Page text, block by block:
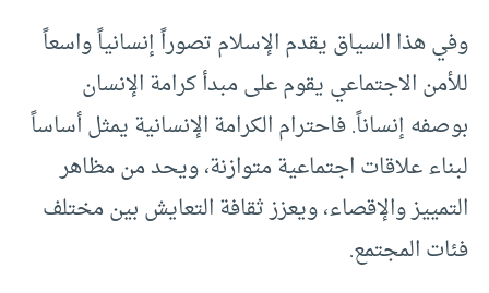
وفي هذا السياق يقدم الإسلام تصوراً إنسانياً واسعاً
للأمن الاجتماعي يقوم على مبدأ كرامة الإنسان
بوصفه إنساناً. فاحترام الكرامة الإنسانية يمثل أساساً
لبناء علاقات اجتماعية متوازنة، ويحد من مظاهر
التمييز والإقصاء، ويعزز ثقافة التعايش بين مختلف
فئات المجتمع.